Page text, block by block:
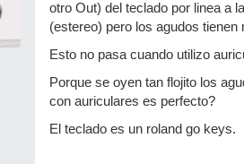
otro Out) del teclado por linea a
(estereo) pero los agudos tienen
Esto no pasa cuando utilizo
Porque se oyen tan flojito los
con auriculares es perfecto?
El teclado es un roland go keys.